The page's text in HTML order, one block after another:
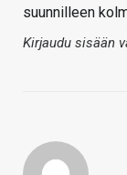
suunnilleen
Kirjaudu sisään